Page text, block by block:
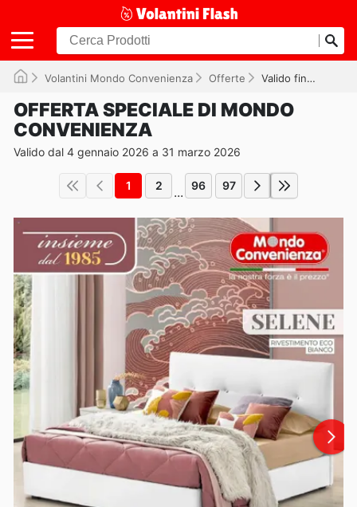
Volantini Mondo Convenienza Offerte Valido fino a 31/03/2026
OFFERTA SPECIALE DI MONDO
CONVENIENZA
Valido dal 4 gennaio 2026 a 31 marzo 2026
1 2 ... 96 97